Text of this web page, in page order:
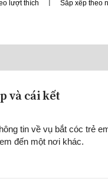
lượt thích Sắp xếp theo
và cái kết
tin về vụ bắt cóc trẻ
đến một nơi khác.